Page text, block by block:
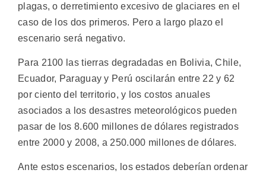
plagas, o derretimiento excesivo de glaciares en el
caso de los dos primeros. Pero a largo plazo el
escenario será negativo.
Para 2100 las tierras degradadas en Bolivia, Chile,
Ecuador, Paraguay y Perú oscilarán entre 22 y 62
por ciento del territorio, y los costos anuales
asociados a los desastres meteorológicos pueden
pasar de los 8.600 millones de dólares registrados
entre 2000 y 2008, a 250.000 millones de dólares.
Ante estos escenarios, los estados deberían ordenar